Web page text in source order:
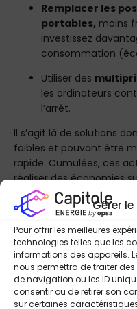
Gérer
Pour offrir les meilleures
technologies telles que les
informations des appareils.
nous permettra de traiter
de navigation ou les ID
consentir ou de retirer son
sur certaines
Remplacer les
portables, moins
investissez
consommation
Utiliser des
les ordinateurs
l’arrêt.
Il s’agit là de solutions
faibles et pouvant être
rapide. Cumulées, ces
réaliser des économies
à la réduction de ces
Sensibiliser
En tant qu’employeur, il
de vos employés. De ce
chacun de participer à
énergétique prévue par